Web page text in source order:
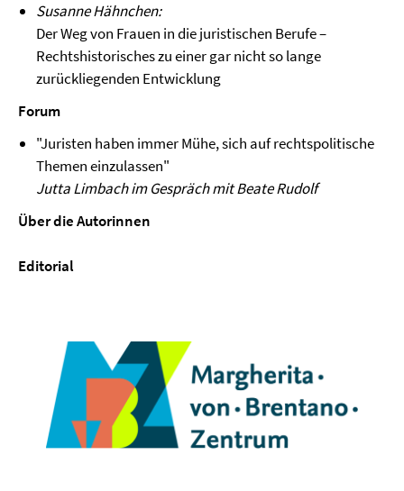
Susanne Hähnchen:
Der Weg von Frauen in die juristischen Berufe –
Rechtshistorisches zu einer gar nicht so lange
zurückliegenden Entwicklung
Forum
"Juristen haben immer Mühe, sich auf rechtspolitische
Themen einzulassen"
Jutta Limbach im Gespräch mit Beate Rudolf
Über die Autorinnen
Editorial